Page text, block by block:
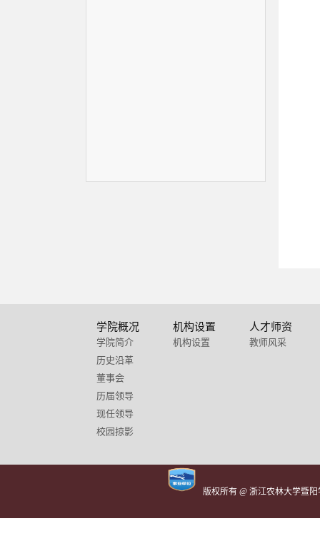
学院概况
学院简介
历史沿革
董事会
历届领导
现任领导
校园掠影
机构设置
机构设置
人才师资
教师风采
版权所有 @ 浙江农林大学